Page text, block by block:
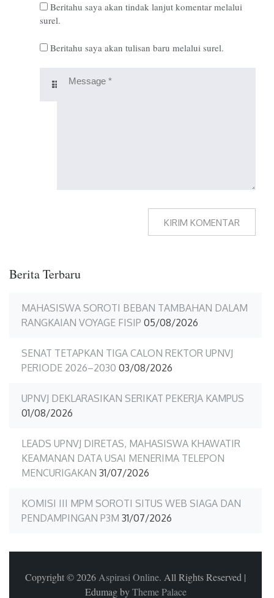
Beritahu saya akan tindak lanjut komentar melalui
surel.
Beritahu saya akan tulisan baru melalui surel.
Berita Terbaru
MAHASISWA SOROTI BEBAN TAMBAHAN DALAM
RANGKAIAN VOYAGE FISIP 05/08/2026
SENAT TETAPKAN TIGA CALON REKTOR UPNVJ
PERIODE 2026–2030 03/08/2026
UPNVJ DEKLARASIKAN SERIKAT PEKERJA KAMPUS
01/08/2026
LEADS UPNVJ DIRETAS, MAHASISWA KHAWATIR
KEAMANAN DATA USAI MENERIMA TELEPON
MENCURIGAKAN 31/07/2026
KOMISI III MPM SOROTI SITUS WEB SIAGA DAN
PENDAMPINGAN P3M 31/07/2026
Copyright © 2026 Aspirasi Online. All Rights Reserved |
Edumag byTheme Palace